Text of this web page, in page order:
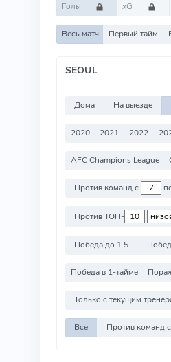
Голы xG
Весь матч Первый тайм
SEOUL
Дома На выезде
2020 2021 2022
AFC Champions League
Против команд с
Против ТОП-
Победа до 1.5
Победа в 1-тайме
Только с текущим
Все